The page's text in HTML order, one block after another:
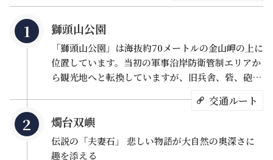
獅頭山公園
「獅頭山公園」は海抜約70メートルの金山岬の上に
位置しています。当初の軍事沿岸防衛管制エリアか
ら観光地へと転換していますが、旧兵舎、砦、砲
三方が海に面した、素晴らしい視界が広がる森林歩
道となっています。獅頭山の環状歩道は両側に木々
が生い茂り、歩くと涼しく道も平坦なため、家族全
員で出かけるのにぴったりです。途中で大変かわい
交通ルート
燭台双嶼
伝説の「夫妻石」 悲しい物語が大自然の奥深さに
趣を添える